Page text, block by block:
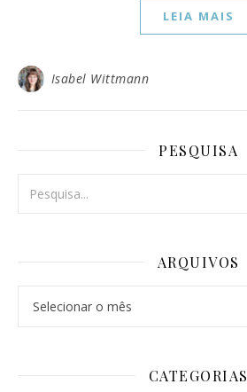
LEIA MAIS
Isabel Wittmann
PESQUISA
ARQUIVOS
CATEGORIAS